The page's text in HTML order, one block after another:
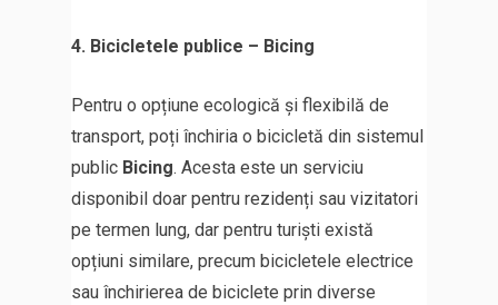
4. Bicicletele publice – Bicing
Pentru o opțiune ecologică și flexibilă de
transport, poți închiria o bicicletă din sistemul
public Bicing. Acesta este un serviciu
disponibil doar pentru rezidenți sau vizitatori
pe termen lung, dar pentru turiști există
opțiuni similare, precum bicicletele electrice
sau închirierea de biciclete prin diverse